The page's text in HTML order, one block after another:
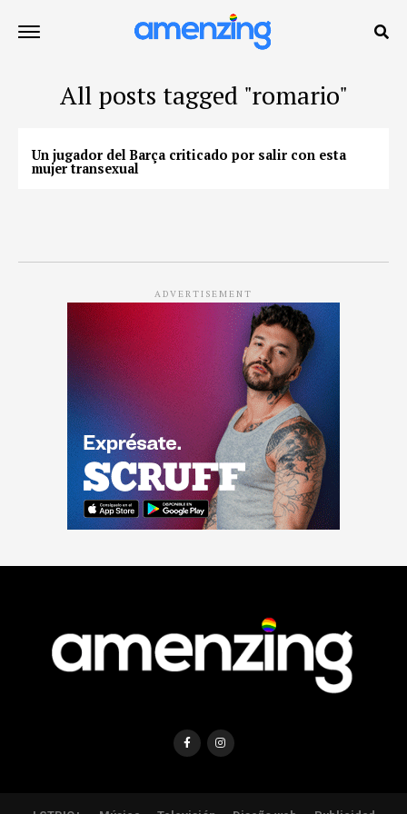
All posts tagged "romario"
Un jugador del Barça criticado por salir con esta
mujer transexual
ADVERTISEMENT